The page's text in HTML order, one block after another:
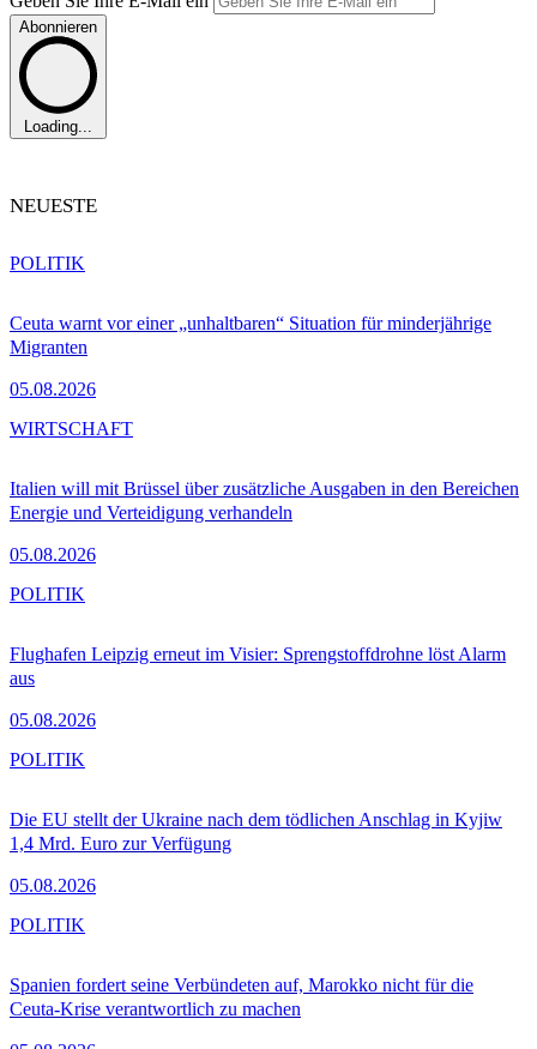
Abonnieren
Loading...
NEUESTE
Ceuta warnt vor einer „unhaltbaren“ Situation für minderjährige
Migranten
05.08.2026
POLITIK
Italien will mit Brüssel über zusätzliche Ausgaben in den Bereichen
Energie und Verteidigung verhandeln
05.08.2026
WIRTSCHAFT
Flughafen Leipzig erneut im Visier: Sprengstoffdrohne löst Alarm
aus
05.08.2026
POLITIK
Die EU stellt der Ukraine nach dem tödlichen Anschlag in Kyjiw
1,4 Mrd. Euro zur Verfügung
05.08.2026
POLITIK
Spanien fordert seine Verbündeten auf, Marokko nicht für die
Ceuta-Krise verantwortlich zu machen
POLITIK